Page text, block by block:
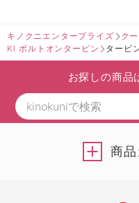
キノクニエンタープライズ ク
KI ボルトオンタービン
タービ
お探しの商品
商